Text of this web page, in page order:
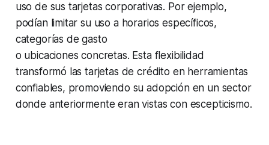
uso de sus tarjetas corporativas. Por ejemplo,
podían limitar su uso a horarios específicos,
categorías de gasto
o ubicaciones concretas. Esta flexibilidad
transformó las tarjetas de crédito en herramientas
confiables, promoviendo su adopción en un sector
donde anteriormente eran vistas con escepticismo.